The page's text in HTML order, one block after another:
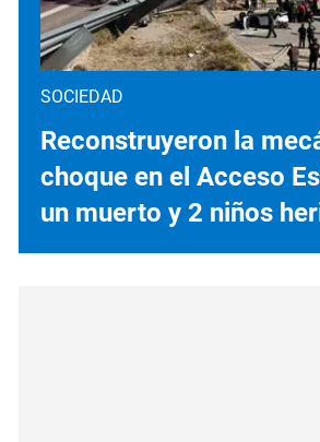
SOCIEDAD
Reconstruyeron la
choque en el Acceso
un muerto y 2 niños